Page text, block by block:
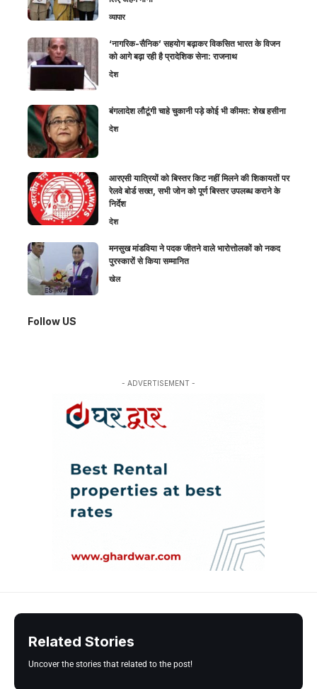
व्यापार
‘नागरिक-सैनिक’ सहयोग बढ़ाकर विकसित भारत के विजन
को आगे बढ़ा रही है प्रादेशिक सेना: राजनाथ
देश
बंगलादेश लौटूंगी चाहे चुकानी पड़े कोई भी कीमत: शेख हसीना
देश
आरएसी यात्रियों को बिस्तर किट नहीं मिलने की शिकायतों पर
रेलवे बोर्ड सख्त, सभी जोन को पूर्ण बिस्तर उपलब्ध कराने के
निर्देश
देश
मनसुख मांडविया ने पदक जीतने वाले भारोत्तोलकों को नकद
पुरस्कारों से किया सम्मानित
खेल
Follow US
- ADVERTISEMENT -
Related Stories
Uncover the stories that related to the post!